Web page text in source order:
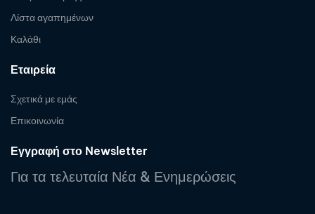
Λίστα αγαπημένων
Καλάθι
Εταιρεία
Σχετικά με εμάς
Επικοινωνία
Εγγραφή στο Newsletter
Για τα τελευταία Νέα & Ενημερώσεις